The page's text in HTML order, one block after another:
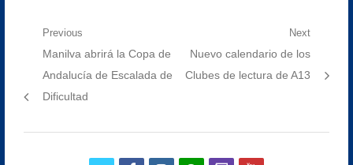
Navegación
entradas
Previous
Previous
post:
Manilva abrirá la Copa de
Andalucía de Escalada de
Dificultad
Next
Next
post:
Nuevo calendario de los
Clubes de lectura de A13